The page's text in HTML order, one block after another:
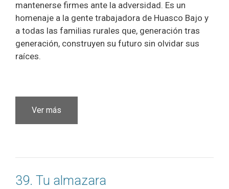
mantenerse firmes ante la adversidad. Es un
homenaje a la gente trabajadora de Huasco Bajo y
a todas las familias rurales que, generación tras
generación, construyen su futuro sin olvidar sus
raíces.
Ver más
39. Tu almazara